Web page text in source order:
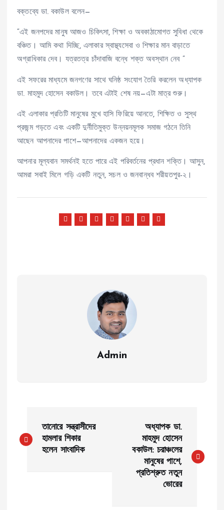
বক্তব্যে ডা. বকাউল বলেন—
“এই জনপদের মানুষ আজও চিকিৎসা, শিক্ষা ও অবকাঠামোগত সুবিধা থেকে
বঞ্চিত। আমি কথা দিচ্ছি, এলাকার স্বাস্থ্যসেবা ও শিক্ষার মান বাড়াতে
অগ্রাধিকার দেব। যত্রতত্র চাঁদাবাজি বন্ধে শক্ত অবস্থান নেব ”
এই সফরের মাধ্যমে জনগণের সাথে ঘনিষ্ঠ সংযোগ তৈরি করলেন অধ্যাপক
ডা. মাহমুদ হোসেন বকাউল। তবে এটাই শেষ নয়—এটা মাত্র শুরু।
এই এলাকার প্রতিটি মানুষের মুখে হাসি ফিরিয়ে আনতে, শিক্ষিত ও সুস্থ
প্রজন্ম গড়তে এবং একটি দুর্নীতিমুক্ত উন্নয়নমূলক সমাজ গঠনে তিনি
আছেন আপনাদের পাশে—আপনাদের একজন হয়ে।
আপনার মূল্যবান সমর্থনই হতে পারে এই পরিবর্তনের প্রধান শক্তি। আসুন,
আমরা সবাই মিলে গড়ি একটি নতুন, সচল ও জনবান্ধব শরীয়তপুর-২।
Admin
o
তানোরে সন্ত্রাসীদের
হামলার শিকার
হলেন সাংবাদিক
অধ্যাপক ডা.
মাহমুদ হোসেন
বকাউল: চরাঞ্চলের
মানুষের পাশে,
প্রতিশ্রুত নতুন
ভোরের